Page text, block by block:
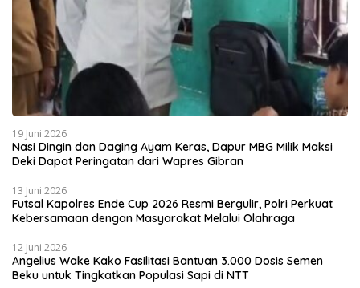
19 Juni 2026
Nasi Dingin dan Daging Ayam Keras, Dapur MBG Milik Maksi
Deki Dapat Peringatan dari Wapres Gibran
13 Juni 2026
Futsal Kapolres Ende Cup 2026 Resmi Bergulir, Polri Perkuat
Kebersamaan dengan Masyarakat Melalui Olahraga
12 Juni 2026
Angelius Wake Kako Fasilitasi Bantuan 3.000 Dosis Semen
Beku untuk Tingkatkan Populasi Sapi di NTT